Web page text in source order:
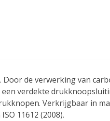
Door de verwerking van
verdekte
Verkrijgbaar in
11612 (2008).